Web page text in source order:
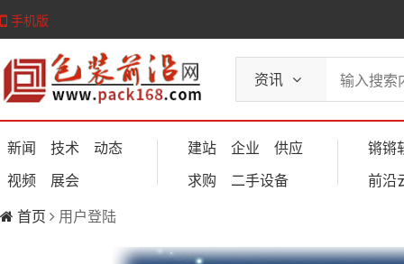
手机版
资讯
新闻 技术
动态
视频
展会
建站 企业
供应
求购
二手设备
锵锵
前沿
首页
用户登陆